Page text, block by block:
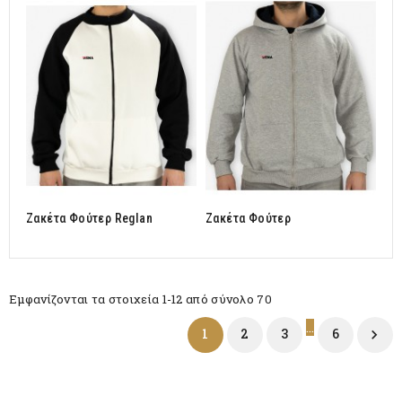
Ζακέτα Φούτερ Reglan Ζακέτα Φούτερ
Εμφανίζονται τα στοιχεία 1-12 από σύνολο 70
1 2 3 … 6 